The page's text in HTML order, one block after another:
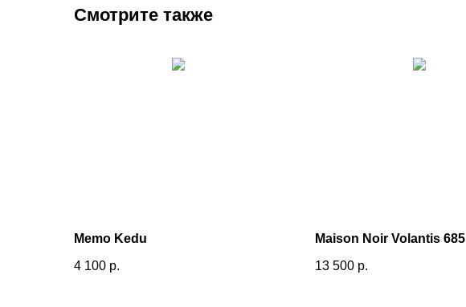
Смотрите также
Memo Kedu
4 100 р.
Maison Noir Volantis 685
13 500 р.